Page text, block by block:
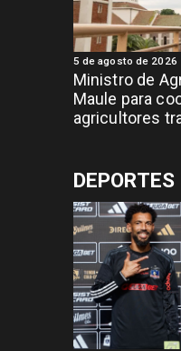
Ministro de
Maule para
agricultores
5 de agosto de 2026
DEPORTES